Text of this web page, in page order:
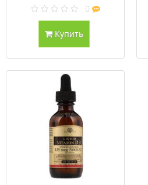
0
Купить